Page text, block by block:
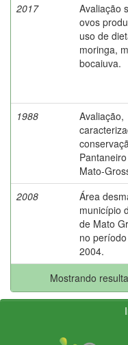
2017
Avaliação
ovos
uso de
moringa,
bocaiuva.
1988
Avaliação,
Mato-
2008
Área
município
de Mato
no
2004.
Mostrando